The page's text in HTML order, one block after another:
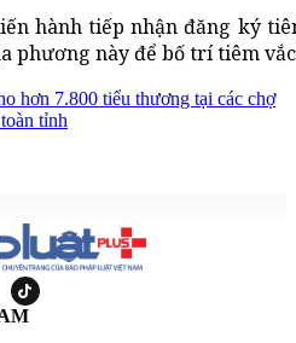
hành tiếp nhận đăng ký
phương này để bố trí tiêm
hơn 7.800 tiểu thương tại các chợ
tỉnh